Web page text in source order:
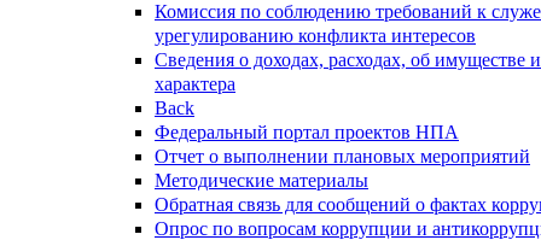
Комиссия по соблюдению требований к
урегулированию конфликта интересов
Сведения о доходах, расходах, об имуществе
характера
Back
Федеральный портал проектов НПА
Отчет о выполнении плановых мероприятий
Методические материалы
Обратная связь для сообщений о фактах
Опрос по вопросам коррупции и